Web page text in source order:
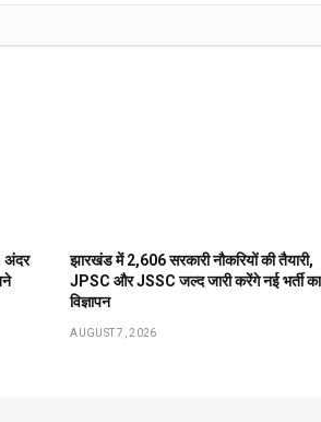
अंदर
झारखंड में 2,606 सरकारी नौकरियों की तैयारी,
JPSC और JSSC जल्द जारी करेंगे नई भर्ती का
विज्ञापन
AUGUST 7, 2026